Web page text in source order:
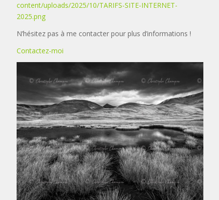
content/uploads/2025/10/TARIFS-SITE-INTERNET-
2025.png
N’hésitez pas à me contacter pour plus d’informations !
Contactez-moi